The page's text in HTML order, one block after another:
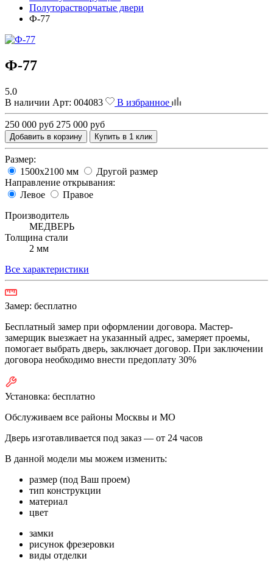
Полуторастворчатые двери
Ф-77
Ф-77
5.0
В наличии Арт: 004083 В избранное
250 000 руб 275 000 руб
Добавить в корзину Купить в 1 клик
Размер:
1500х2100 мм
Другой размер
Направление открывания:
Левое
Правое
Производитель
МЕДВЕРЬ
Толщина стали
2 мм
Все характеристики
Замер: бесплатно
Бесплатный замер при оформлении договора. Мастер-
замерщик выезжает на указанный адрес, замеряет проемы,
помогает выбрать дверь, заключает договор. При заключении
договора необходимо внести предоплату 30%
Установка: бесплатно
Обслуживаем все районы Москвы и МО
Дверь изготавливается под заказ — от 24 часов
В данной модели мы можем изменить:
размер (под Ваш проем)
тип конструкции
материал
цвет
замки
рисунок фрезеровки
виды отделки